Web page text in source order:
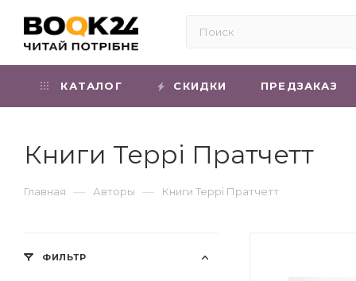
КАТАЛОГ СКИДКИ ПРЕДЗАКАЗ
Книги Террі Пратчетт
Главная — Авторы — Книги Террі Пратчетт
ФИЛЬТР